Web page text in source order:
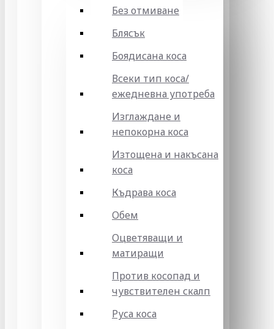
Без отмиване
Блясък
Боядисана коса
Всеки тип коса/
ежедневна употреба
Изглаждане и
непокорна коса
Изтощена и накъсана
коса
Къдрава коса
Обем
Оцветяващи и
матиращи
Против косопад и
чувствителен скалп
Руса коса